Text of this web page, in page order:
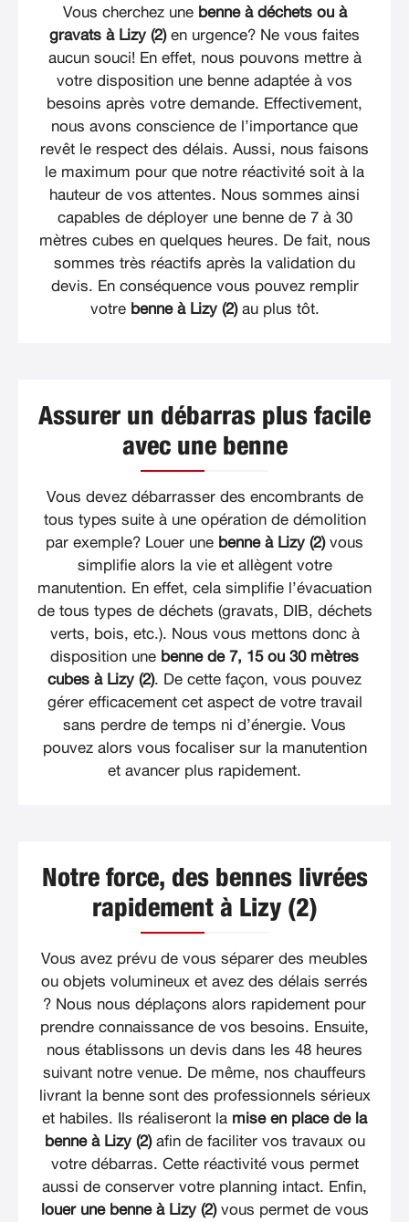
Vous cherchez une benne à déchets ou à
gravats à Lizy (2)en urgence? Ne vous faites
aucun souci! En effet, nous pouvons mettre à
votre disposition une benne adaptée à vos
besoins après votre demande. Effectivement,
nous avons conscience de l’importance que
revêt le respect des délais. Aussi, nous faisons
le maximum pour que notre réactivité soit à la
hauteur de vos attentes. Nous sommes ainsi
capables de déployer une benne de 7 à 30
mètres cubes en quelques heures. De fait, nous
sommes très réactifs après la validation du
devis. En conséquence vous pouvez remplir
votre benne à Lizy (2)au plus tôt.
Assurer un débarras plus facile
avec une benne
Vous devez débarrasser des encombrants de
tous types suite à une opération de démolition
par exemple? Louer une benne à Lizy (2)vous
simplifie alors la vie et allègent votre
manutention. En effet, cela simplifie l’évacuation
de tous types de déchets (gravats, DIB, déchets
verts, bois, etc.). Nous vous mettons donc à
disposition une benne de 7, 15 ou 30 mètres
cubes à Lizy (2). De cette façon, vous pouvez
gérer efficacement cet aspect de votre travail
sans perdre de temps ni d’énergie. Vous
pouvez alors vous focaliser sur la manutention
et avancer plus rapidement.
Notre force, des bennes livrées
rapidement à Lizy (2)
Vous avez prévu de vous séparer des meubles
ou objets volumineux et avez des délais serrés
? Nous nous déplaçons alors rapidement pour
prendre connaissance de vos besoins. Ensuite,
nous établissons un devis dans les 48 heures
suivant notre venue. De même, nos chauffeurs
livrant la benne sont des professionnels sérieux
et habiles. Ils réaliseront la mise en place de la
benne à Lizy (2)afin de faciliter vos travaux ou
votre débarras. Cette réactivité vous permet
aussi de conserver votre planning intact. Enfin,
louer une benne à Lizy (2)vous permet de vous